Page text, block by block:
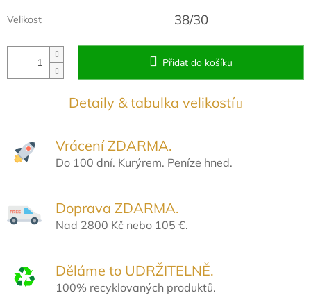
Velikost 38/30
Přidat do košíku
Detaily & tabulka velikostí
Vrácení ZDARMA.
Do 100 dní. Kurýrem. Peníze hned.
Doprava ZDARMA.
Nad 2800 Kč nebo 105 €.
Děláme to UDRŽITELNĚ.
100% recyklovaných produktů.